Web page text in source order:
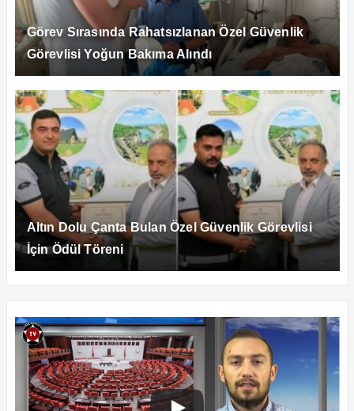
Görev Sırasında Rahatsızlanan Özel Güvenlik
Görevlisi Yoğun Bakıma Alındı
Altın Dolu Çanta Bulan Özel Güvenlik Görevlisi
İçin Ödül Töreni